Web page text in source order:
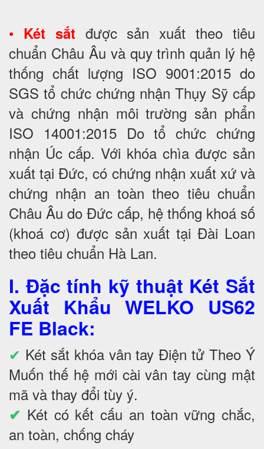
• Két sắtđược sản xuất theo tiêu
chuẩn Châu Âu và quy trình quản lý hệ
thống chất lượng ISO 9001:2015 do
SGS tổ chức chứng nhận Thụy Sỹ cấp
và chứng nhận môi trường sản phẩn
ISO 14001:2015 Do tổ chức chứng
nhận Úc cấp. Với khóa chìa được sản
xuất tại Đức, có chứng nhận xuất xứ và
chứng nhận an toàn theo tiêu chuẩn
Châu Âu do Đức cấp, hệ thống khoá số
(khoá cơ) được sản xuất tại Đài Loan
theo tiêu chuẩn Hà Lan.
I. Đặc tính kỹ thuật Két Sắt
Xuất Khẩu WELKO US62
FE Black:
✔ Két sắt khóa vân tay Điện tử Theo Ý
Muốn thế hệ mới cài vân tay cùng mật
mã và thay đổi tùy ý.
✔ Két có kết cấu an toàn vững chắc,
an toàn, chống cháy